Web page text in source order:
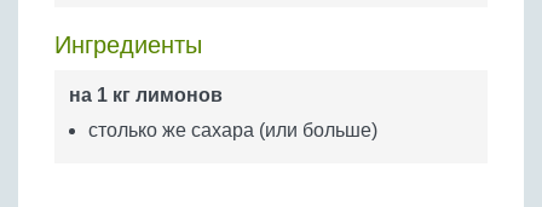
Яйца
Крупы
Ингредиенты
на 1 кг лимонов
столько же сахара (или больше)